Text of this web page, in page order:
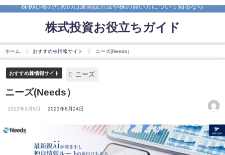
株初心者のための口座開設方法や株の買い方について知るなら
株式投資お役立ちガイド
ホーム おすすめ株情報サイト ニーズ(Needs）
おすすめ株情報サイト ニーズ
ニーズ(Needs）
2022年3月9日 2023年8月24日